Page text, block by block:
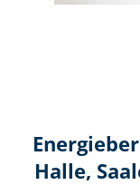
Halle,